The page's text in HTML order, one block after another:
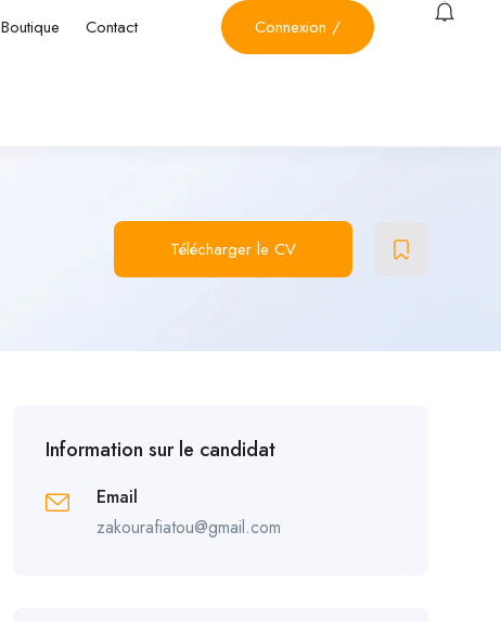
Boutique Contact Connexion /
Télécharger le CV
Information sur le candidat
Email
zakourafiatou@gmail.com